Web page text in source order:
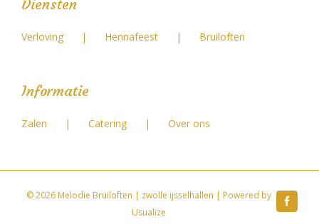
Diensten
Verloving Hennafeest Bruiloften
Informatie
Zalen Catering Over ons
©2026 Melodie Bruiloften | zwolle ijsselhallen | Powered by
Usualize